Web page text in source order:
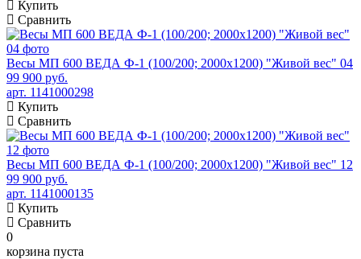
Купить
Сравнить
Весы МП 600 ВЕДА Ф-1 (100/200; 2000х1200) "Живой вес" 04
99 900 руб.
арт. 1141000298
Купить
Сравнить
Весы МП 600 ВЕДА Ф-1 (100/200; 2000х1200) "Живой вес" 12
99 900 руб.
арт. 1141000135
Купить
Сравнить
0
корзина пуста